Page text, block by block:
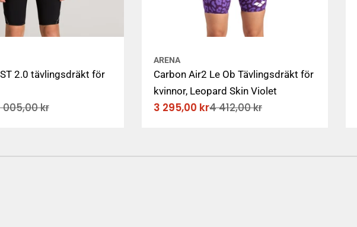
2.0 tävlingsdräkt för
005,00 kr
ARENA
Carbon Air2 Le Ob Tävlingsdräkt för
kvinnor, Leopard Skin Violet
Rabatterat
3 295,00 kr
Ordinarie 4 412,00 kr